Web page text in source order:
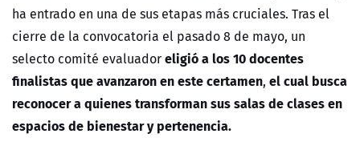
ha entrado en una de sus etapas más cruciales. Tras el
cierre de la convocatoria el pasado 8 de mayo, un
selecto comité evaluadoreligió a los 10 docentes
finalistas que avanzaron en este certamen, el cual busca
reconocer a quienes transforman sus salas de clases en
espacios de bienestar y pertenencia.